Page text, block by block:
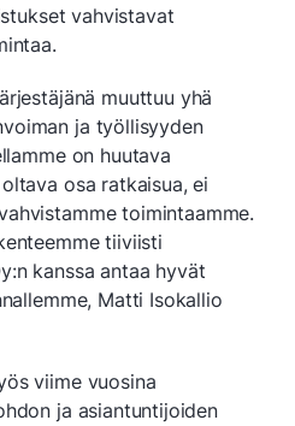
vahvistavat
muuttuu yhä
ja työllisyyden
on huutava
osa ratkaisua, ei
toimintaamme.
tiiviisti
kanssa antaa hyvät
Matti Isokallio
viime vuosina
ja asiantuntijoiden